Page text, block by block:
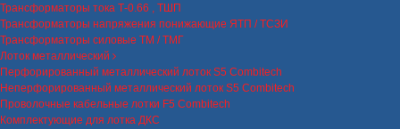
Трансформаторы тока Т-0.66 , ТШП
Трансформаторы напряжения понижающие ЯТП / ТСЗИ
Трансформаторы силовые ТМ / ТМГ
Лоток металлический
Перфорированный металлический лоток S5 Combitech
Неперфорированный металлический лоток S5 Combitech
Проволочные кабельные лотки F5 Combitech
Комплектующие для лотка ДКС